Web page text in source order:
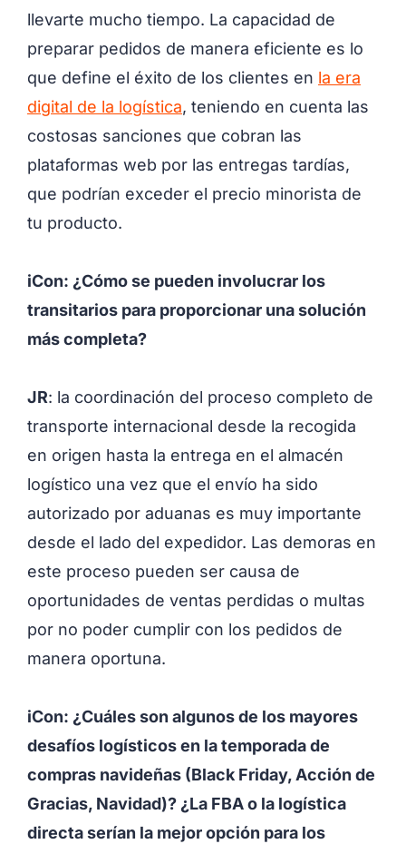
llevarte mucho tiempo. La capacidad de
preparar pedidos de manera eficiente es lo
que define el éxito de los clientes en la era
digital de la logística, teniendo en cuenta las
costosas sanciones que cobran las
plataformas web por las entregas tardías,
que podrían exceder el precio minorista de
tu producto.
iCon: ¿Cómo se pueden involucrar los
transitarios para proporcionar una solución
más completa?
JR: la coordinación del proceso completo de
transporte internacional desde la recogida
en origen hasta la entrega en el almacén
logístico una vez que el envío ha sido
autorizado por aduanas es muy importante
desde el lado del expedidor. Las demoras en
este proceso pueden ser causa de
oportunidades de ventas perdidas o multas
por no poder cumplir con los pedidos de
manera oportuna.
iCon: ¿Cuáles son algunos de los mayores
desafíos logísticos en la temporada de
compras navideñas (Black Friday, Acción de
Gracias, Navidad)? ¿La FBA o la logística
directa serían la mejor opción para los